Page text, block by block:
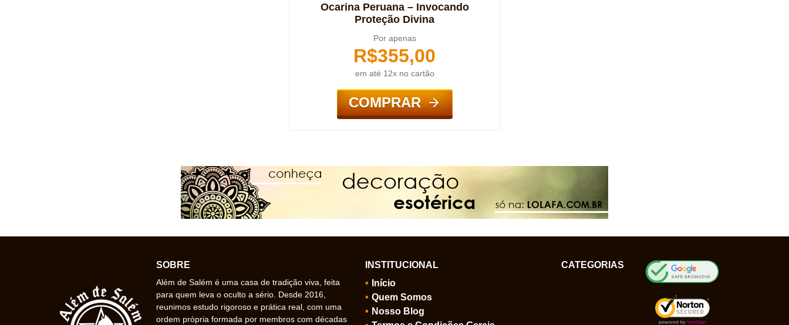
Ocarina Peruana – Invocando
Proteção Divina
Por apenas
R$355,00
em até 12x no cartão
COMPRAR
SOBRE
Além de Salém é uma casa de tradição viva, feita
para quem leva o oculto a sério. Desde 2016,
reunimos estudo rigoroso e prática real, com uma
ordem própria formada por membros com décadas
INSTITUCIONAL
Início
Quem Somos
Nosso Blog
CATEGORIAS